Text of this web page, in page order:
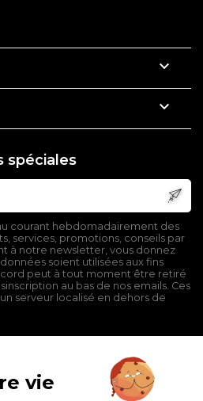


spéciales
courant hebdomadairement des
services, promotions, conseils par
à notre newsletter, vous donnez
soient utilisées aux fins
peut à tout moment être retiré
au bas de nos emails. Ces
serveur localisé en dehors de